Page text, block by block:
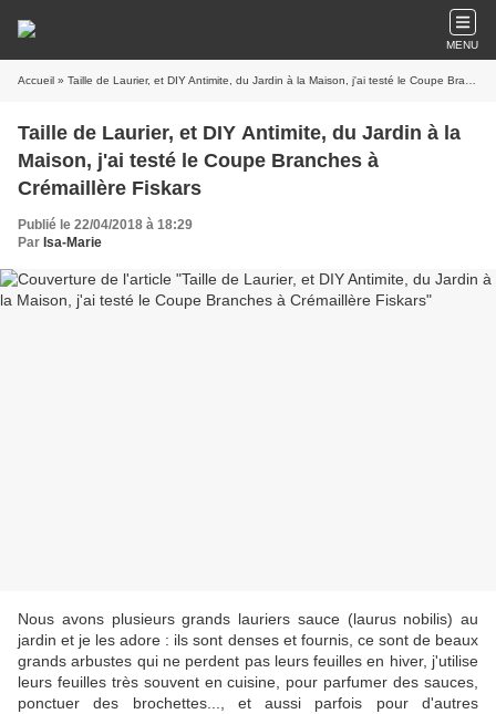
MENU
Accueil » Taille de Laurier, et DIY Antimite, du Jardin à la Maison, j'ai testé le Coupe Branches à Crémaillère Fiskars
Taille de Laurier, et DIY Antimite, du Jardin à la
Maison, j'ai testé le Coupe Branches à
Crémaillère Fiskars
Publié le 22/04/2018 à 18:29
Par Isa-Marie
Nous avons plusieurs grands lauriers sauce (laurus nobilis) au
jardin et je les adore : ils sont denses et fournis, ce sont de beaux
grands arbustes qui ne perdent pas leurs feuilles en hiver, j'utilise
leurs feuilles très souvent en cuisine, pour parfumer des sauces,
ponctuer des brochettes..., et aussi parfois pour d'autres